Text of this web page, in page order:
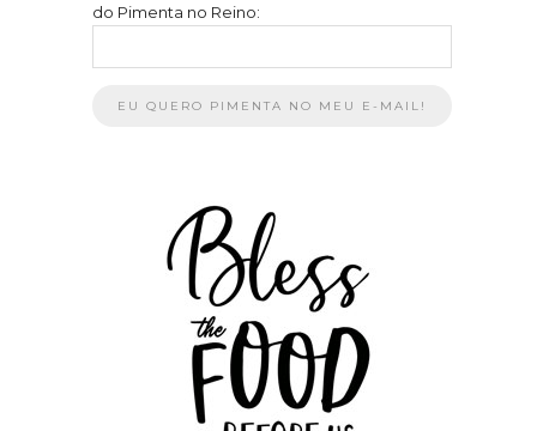
do Pimenta no Reino: